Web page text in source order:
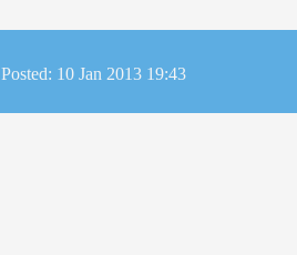
Posted: 10 Jan 2013 19:43